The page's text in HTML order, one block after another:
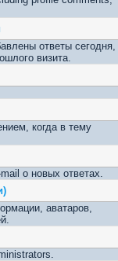
ответы сегодня,
визита.
когда в тему
о новых ответах.
аватаров,